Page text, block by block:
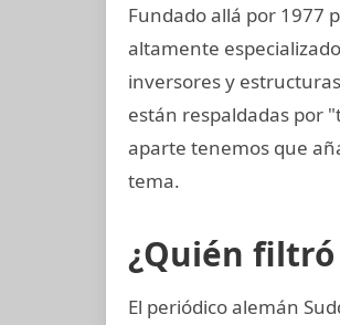
Fundado allá por 1977
altamente
inversores y
están respaldadas por
aparte tenemos que
tema.
¿Quién filtró
El periódico alemán